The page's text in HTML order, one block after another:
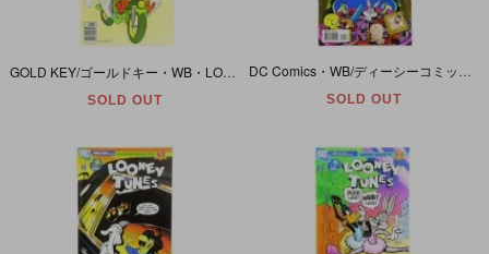
GOLD KEY/ゴールドキー・WB・LOONEY TUNES/ワーナーブラザース・ルーニーテューンズ 「Bugs Bunny/バッグスバニー」 #214・1979年/November
SOLD OUT SOLD OUT